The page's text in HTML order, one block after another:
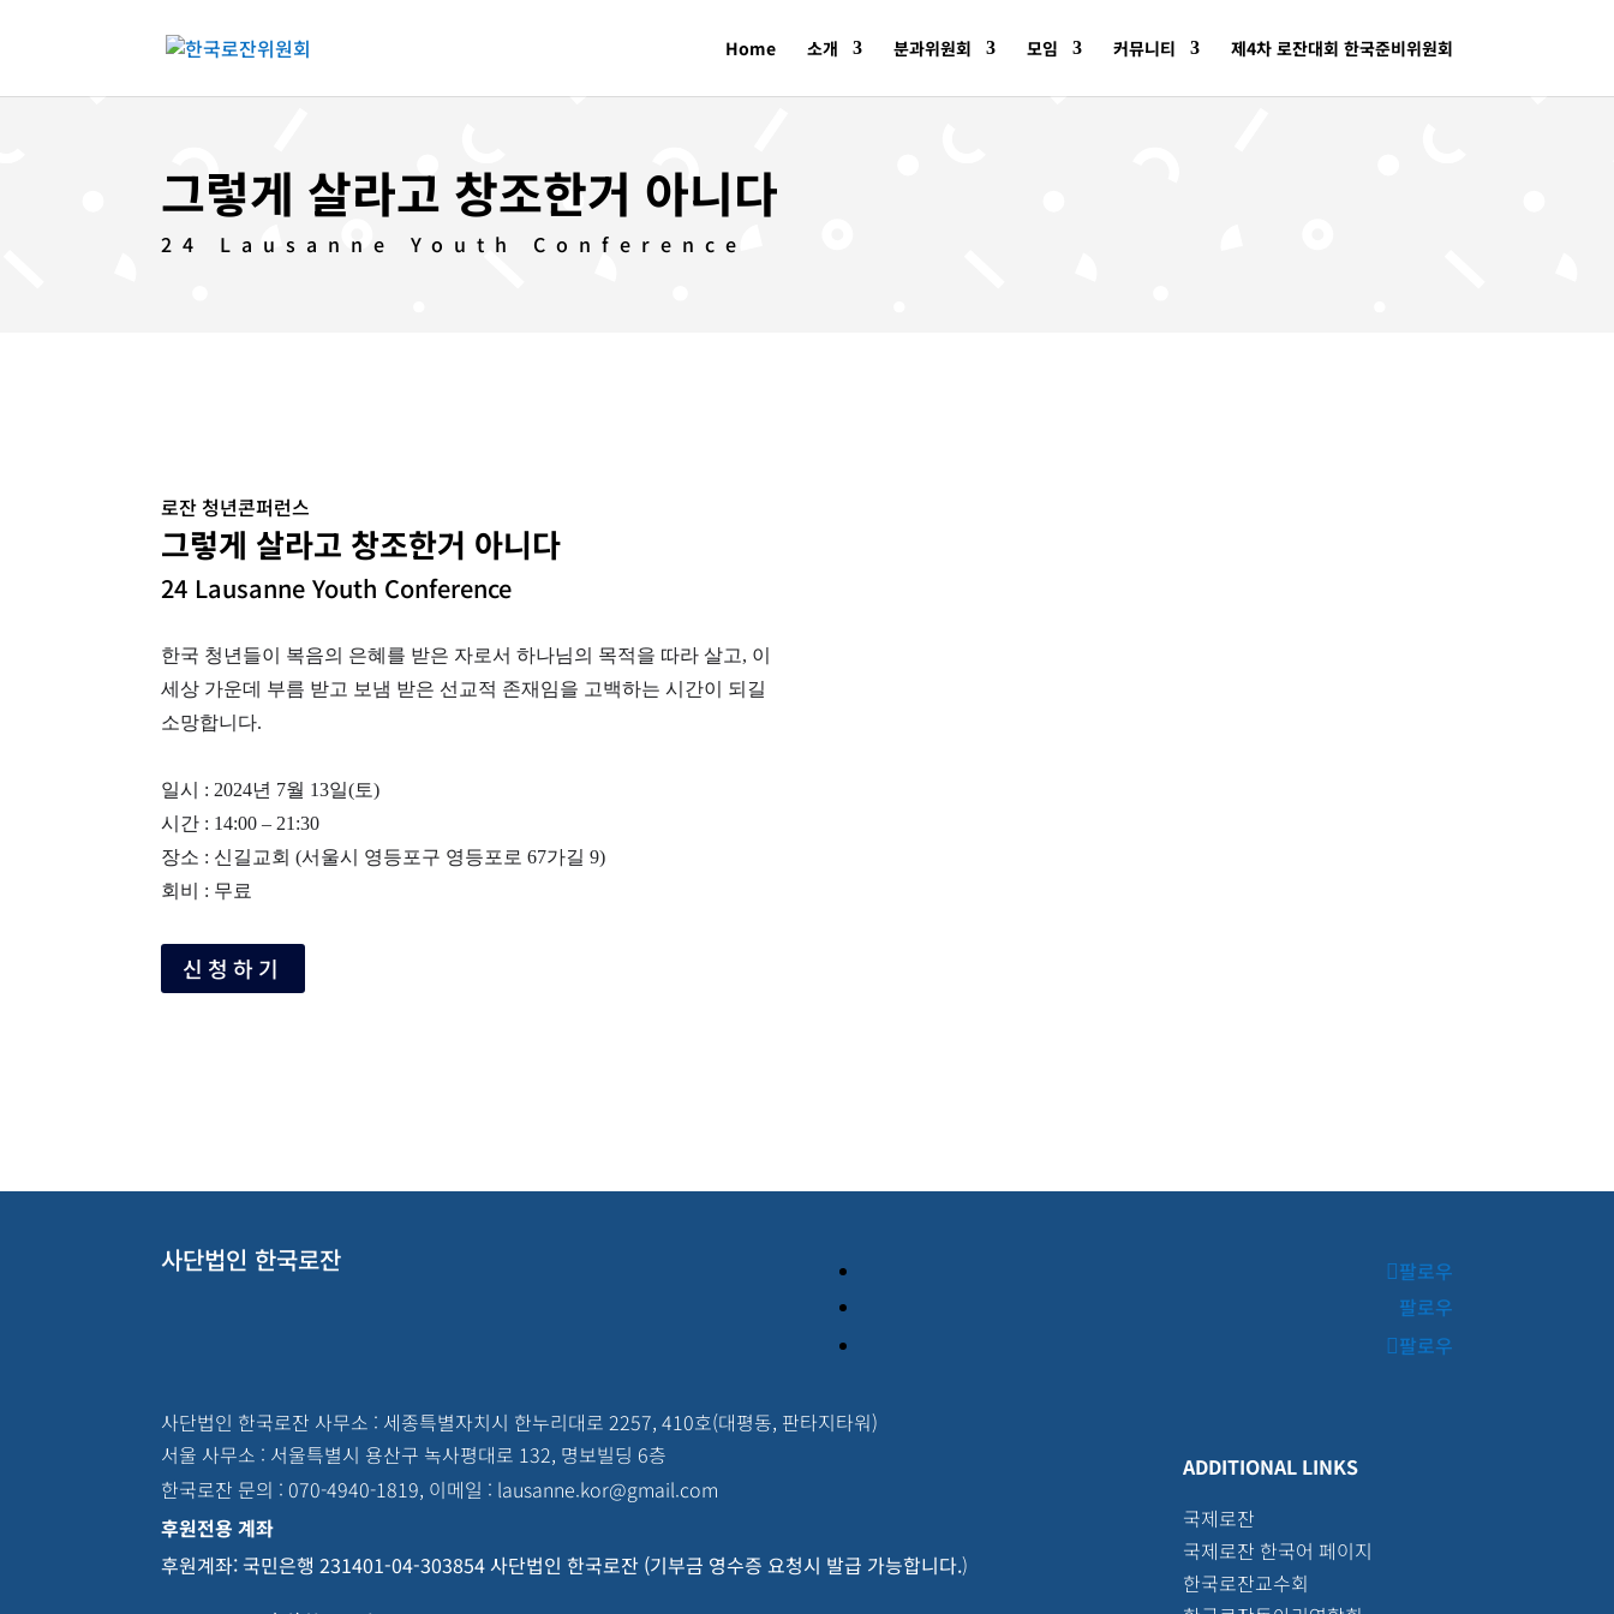
Home 소개 분과위원회 모임 커뮤니티 제4차 로잔대회 한국준비위원회
그렇게 살라고 창조한거 아니다
24 Lausanne Youth Conference
로잔 청년콘퍼런스
그렇게 살라고 창조한거 아니다
24 Lausanne Youth Conference
한국 청년들이 복음의 은혜를 받은 자로서 하나님의 목적을 따라 살고, 이
세상 가운데 부름 받고 보냄 받은 선교적 존재임을 고백하는 시간이 되길
소망합니다.
일시 : 2024년 7월 13일(토)
시간 : 14:00 – 21:30
장소 : 신길교회 (서울시 영등포구 영등포로 67가길 9)
회비 : 무료
신청하기
사단법인 한국로잔
팔로우
팔로우
팔로우
사단법인 한국로잔 사무소 : 세종특별자치시 한누리대로 2257, 410호(대평동, 판타지타워)
서울 사무소 : 서울특별시 용산구 녹사평대로 132, 명보빌딩 6층
한국로잔 문의 : 070-4940-1819, 이메일 : lausanne.kor@gmail.com
후원전용 계좌
후원계좌: 국민은행 231401-04-303854 사단법인 한국로잔 (기부금 영수증 요청시 발급 가능합니다.)
ADDITIONAL LINKS
국제로잔
국제로잔 한국어 페이지
한국로잔교수회